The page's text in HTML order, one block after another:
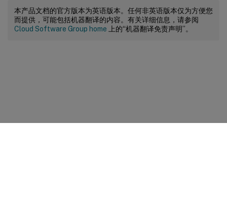
本产品文档的官方版本为英语版本。任何非英语版本仅为方便您
而提供，可能包括机器翻译的内容。有关详细信息，请参阅
Cloud Software Group home 上的“机器翻译免责声明”。